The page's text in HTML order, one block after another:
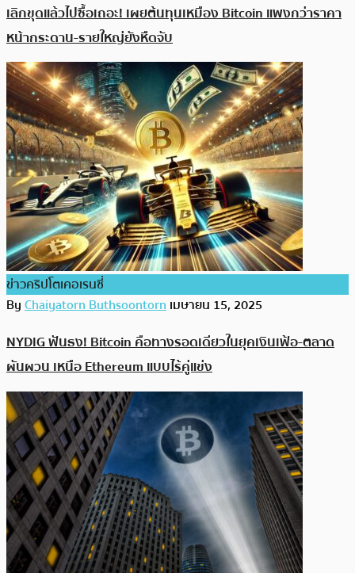
เลิกขุดแล้วไปซื้อเถอะ! เผยต้นทุนเหมือง Bitcoin แพงกว่าราคา
หน้ากระดาน-รายใหญ่ยังหืดจับ
ข่าวคริปโตเคอเรนซี่
ByChaiyatorn Buthsoontornเมษายน 15, 2025
NYDIG ฟันธง! Bitcoin คือทางรอดเดียวในยุคเงินเฟ้อ-ตลาด
ผันผวน เหนือ Ethereum แบบไร้คู่แข่ง